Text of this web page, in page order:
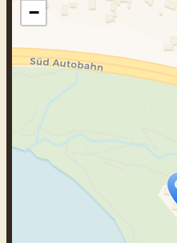
Travelers‘
Wenn du dies
Seite
fehlen
−